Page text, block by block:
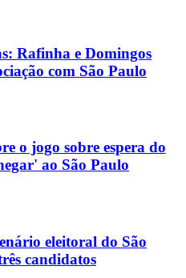
Rafinha e Domingos
com São Paulo
o jogo sobre espera do
ao São Paulo
eleitoral do São
candidatos